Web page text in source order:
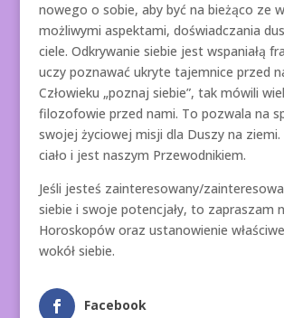
nowego o sobie, aby być na bieżąco ze
możliwymi aspektami, doświadczania
ciele. Odkrywanie siebie jest wspaniałą
uczy poznawać ukryte tajemnice przed
Człowieku „poznaj siebie”, tak mówili
filozofowie przed nami. To pozwala na
swojej życiowej misji dla Duszy na
ciało i jest naszym Przewodnikiem.
Jeśli jesteś zainteresowany/
siebie i swoje potencjały, to zapraszam
Horoskopów oraz ustanowienie
wokół siebie.
Facebook